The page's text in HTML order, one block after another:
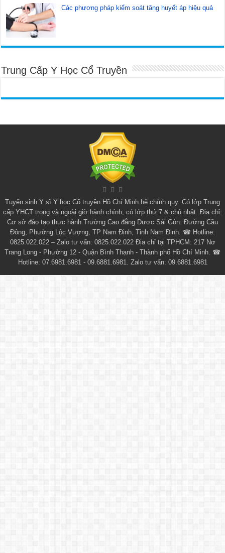
Các phương pháp kiểm soát tăng huyết áp hiệu quả
Trung Cấp Y Học Cổ Truyền
Tuyển sinh Y sĩ Y học Cổ truyền Hồ Chí Minh hệ chính quy. Có lớp Trung
cấp YHCT trong và ngoài giờ hành chính, có lớp thứ 7 & chủ nhật. Địa chỉ:
Cơ sở đào tạo thực hành Trường Cao đẳng Dược Sài Gòn: Đường Cầu
Đông, Phường Lộc Vượng, TP Nam Định, Tỉnh Nam Định. ☎ Hotline:
0825.022.022 – Zalo tư vấn: 0825.022.022 Địa chỉ tại TPHCM: 217 Nơ
Trang Long - Phường 12 - Quận Bình Thạnh - Thành phố Hồ Chí Minh. ☎
Hotline: 07.6981.6981 - 09.6881.6981. Zalo tư vấn: 09.6881.6981